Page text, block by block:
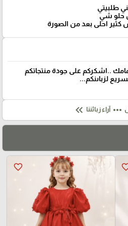
طلبيتي
حلو شي
كثير احلى بعد من الصورة
..اشكركم على جودة منتجاتكم
لزباىنكم...
more_horiz آراء زبائننا keyboard_double_arrow_left
favorite_border